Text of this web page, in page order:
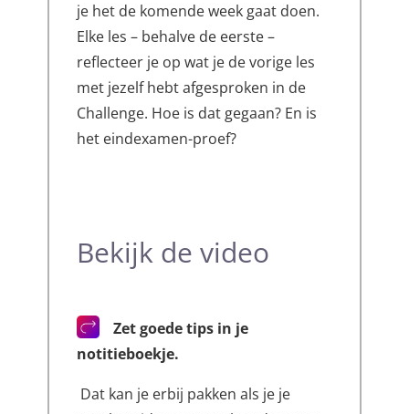
je het de komende week gaat doen.
Elke les – behalve de eerste –
reflecteer je op wat je de vorige les
met jezelf hebt afgesproken in de
Challenge. Hoe is dat gegaan? En is
het eindexamen-proef?
Bekijk de video
Zet goede tips in je
notitieboekje.
Dat kan je erbij pakken als je je